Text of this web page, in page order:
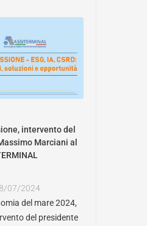
intervento del
Marciani al
07/2024
del mare 2024,
del presidente